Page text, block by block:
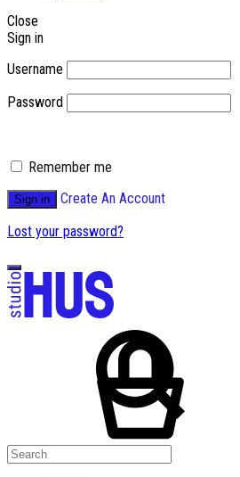
Close
Sign in
Username
Password
Remember me
Sign in
Create An Account
Lost your password?